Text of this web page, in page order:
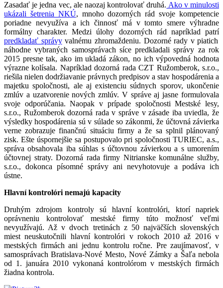
Zasadať je jedna vec, ale naozaj kontrolovať druhá. Ako v minulosti
ukázali šetrenia NKÚ, mnoho dozorných rád svoje kompetencie
poriadne nevyužíva a ich činnosť má v tomto smere výhradne
formálny charakter. Medzi úlohy dozorných rád napríklad patrí
predkladať správyvalnému zhromaždeniu. Dozorné rady v piatich
náhodne vybraných samosprávach síce predkladali správy za rok
2015 presne tak, ako im ukladá zákon, no ich výpovedná hodnota
výrazne kolísala. Napríklad dozorná rada CZT Ružomberok, s.r.o.,
riešila nielen dodržiavanie právnych predpisov a stav hospodárenia a
majetku spoločnosti, ale aj existenciu súdnych sporov, ukončenie
zmlúv a uzatvorenie nových zmlúv. V správe aj jasne formulovala
svoje odporúčania. Naopak v prípade spoločnosti Mestské lesy,
s.r.o., Ružomberok dozorná rada v správe v zásade iba uviedla, že
výsledky hospodárenia sú v súlade so zákonmi, že účtovná závierka
verne zobrazuje finančnú situáciu firmy a že sa splnil plánovaný
zisk. Ešte úspornejšie sa postupovalo pri spoločnosti TURIEC, a.s.,
správa obsahovala iba súhlas s účtovnou závierkou a s umorením
účtovnej straty. Dozorná rada firmy Nitrianske komunálne služby,
s.r.o., dokonca písomné správy ani nevyhotovuje a podáva ich
ústne.
Hlavní kontrolóri nemajú kapacity
Druhým zdrojom kontroly sú hlavní kontrolóri, ktorí napriek
oprávneniu kontrolovať mestské firmy túto možnosť veľmi
nevyužívajú. Až v dvoch tretinách z 50 najväčších slovenských
miest neuskutočnili hlavní kontrolóri v rokoch 2010 až 2016 v
mestských firmách ani jednu kontrolu ročne. Pre zaujímavosť, v
samosprávach Bratislava-Nové Mesto, Nové Zámky a Šaľa nebola
od 1. januára 2010 vykonaná kontrolórom v mestských firmách
žiadna kontrola.